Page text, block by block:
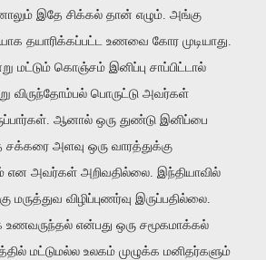
இதே சிக்கல் தான் எழும். அங்கு
தயாரிக்கப்பட்ட உணவை கோர முடியாது.
கொஞ்சம் இனிப்பு சாப்பிட்டால்
விருந்தோம்பல் பொருட்டு அவர்கள்
ஆனால் ஒரு துண்டு இனிப்பை
சக்கரை அளவு ஒரு வாரத்துக்கு
என அவர்கள் அறிவதில்லை. இந்தியாவில்
மருத்துவ விழிப்புணர்வு இருப்பதில்லை.
உணவருந்தல் என்பது ஒரு சமூகமாக்கல்
மட்டுமல்ல உலகம் முழுக்க மனிதர்களும்